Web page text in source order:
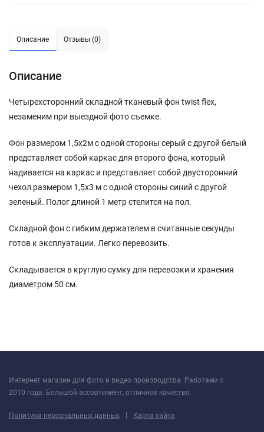
Описание Отзывы (0)
Описание
Четырехсторонний складной тканевый фон twist flex,
незаменим при выездной фото съемке.
Фон размером 1,5х2м с одной стороны серый с другой белый
представляет собой каркас для второго фона, который
надивается на каркас и представляет собой двусторонний
чехол размером 1,5х3 м с одной стороны синий с другой
зеленый. Полог длиной 1 метр стелится на пол.
Складной фон с гибким держателем в считанные секунды
готов к эксплуатации. Легко перевозить.
Складывается в круглую сумку для перевозки и хранения
диаметром 50 см.
Интернет магазин для фото и видео производства. Работаем с
2010 года. Большой ассортимент, отличное качество.
Политика персональных данных | Карта сайта